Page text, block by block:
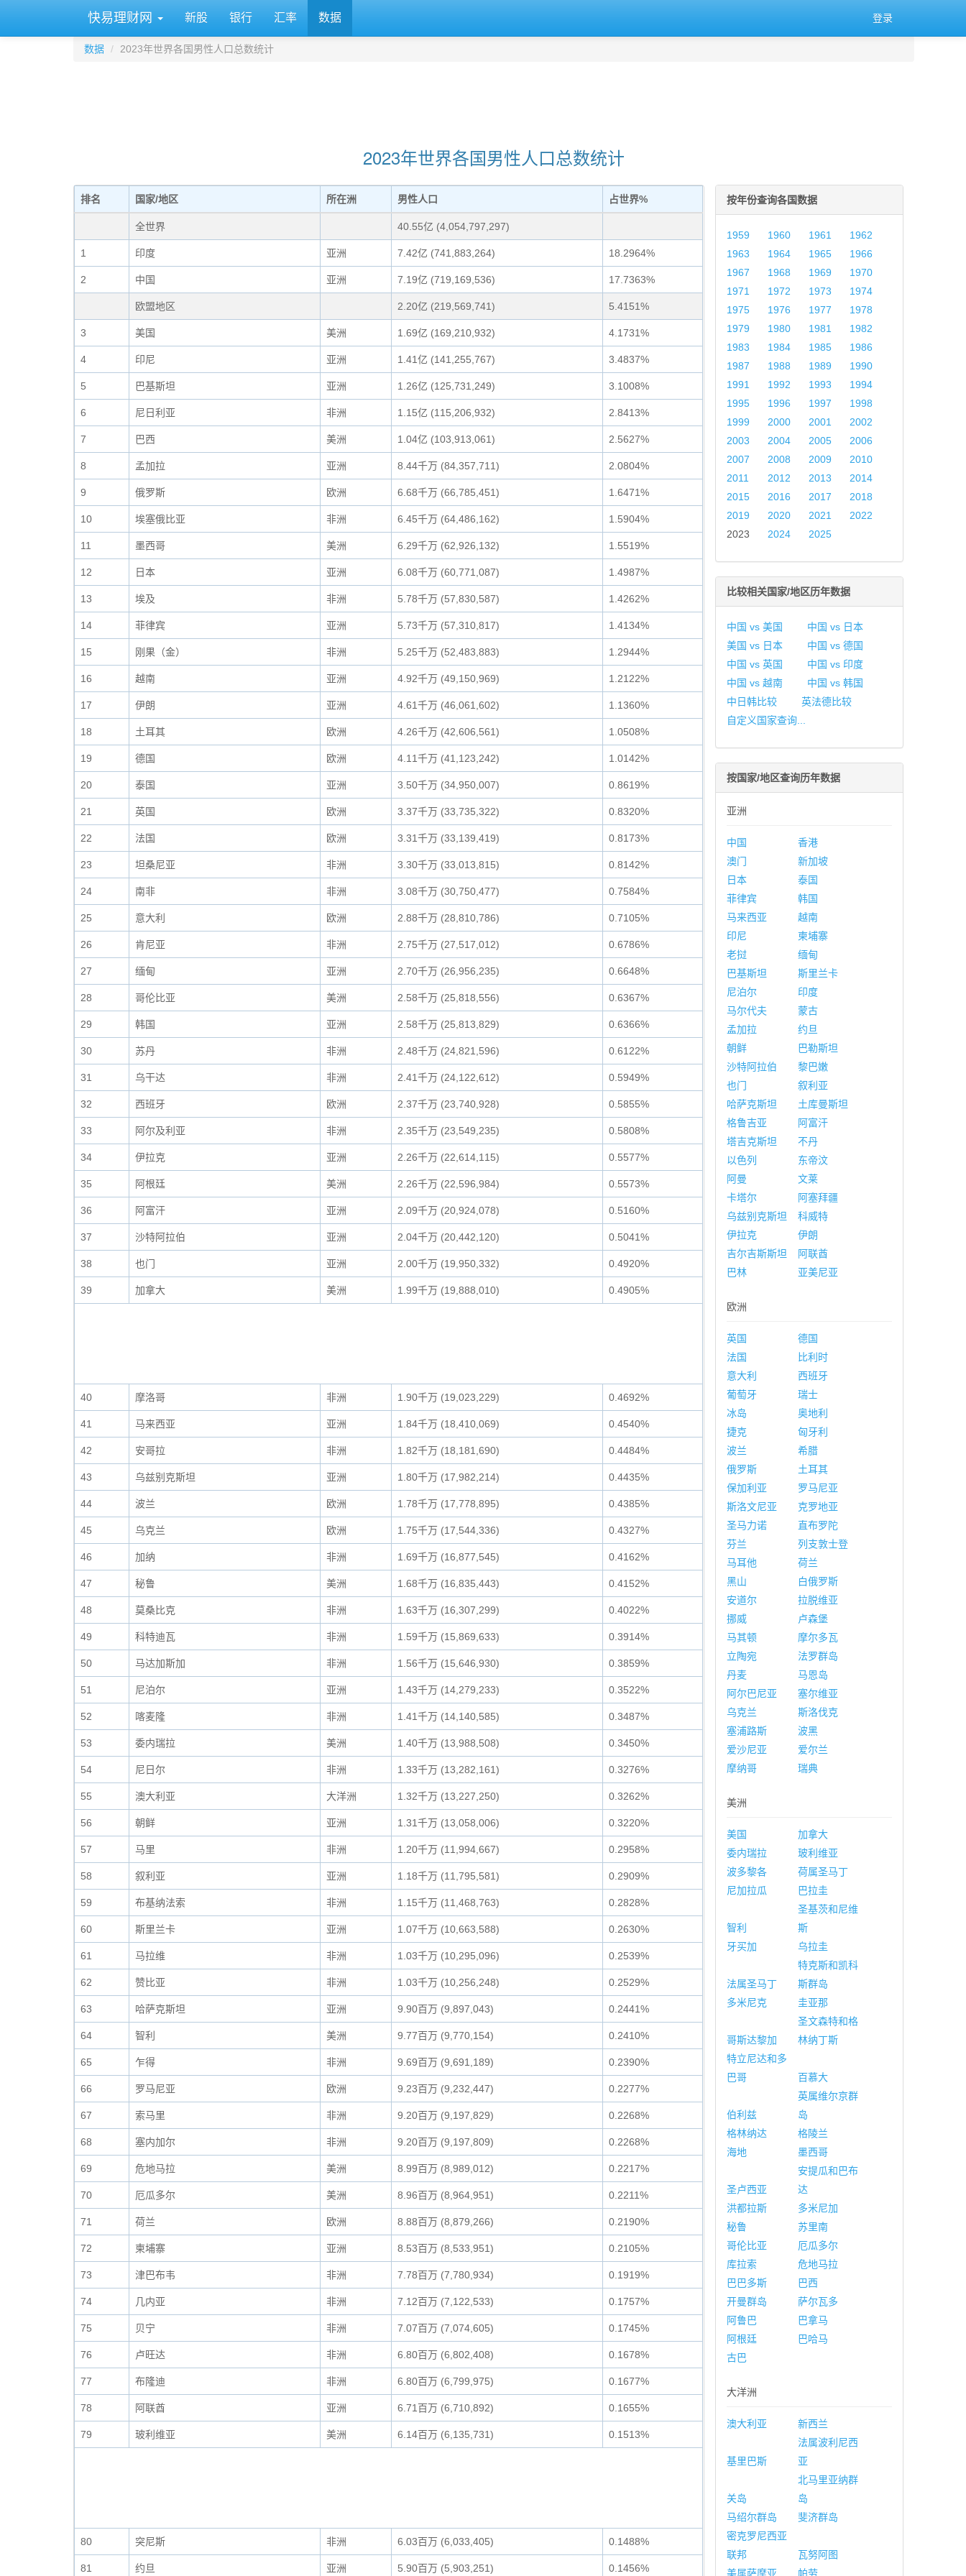
快易理财网 新股 银行 汇率 数据 登录
数据 2023年世界各国男性人口总数统计
2023年世界各国男性人口总数统计
排名 国家/地区 所在洲 男性人口 占世界%
全世界 40.55亿 (4,054,797,297)
1 印度 亚洲 7.42亿 (741,883,264) 18.2964%
2 中国 亚洲 7.19亿 (719,169,536) 17.7363%
欧盟地区 2.20亿 (219,569,741) 5.4151%
3 美国 美洲 1.69亿 (169,210,932) 4.1731%
4 印尼 亚洲 1.41亿 (141,255,767) 3.4837%
5 巴基斯坦 亚洲 1.26亿 (125,731,249) 3.1008%
6 尼日利亚 非洲 1.15亿 (115,206,932) 2.8413%
7 巴西 美洲 1.04亿 (103,913,061) 2.5627%
8 孟加拉 亚洲 8.44千万 (84,357,711) 2.0804%
9 俄罗斯 欧洲 6.68千万 (66,785,451) 1.6471%
10 埃塞俄比亚 非洲 6.45千万 (64,486,162) 1.5904%
11 墨西哥 美洲 6.29千万 (62,926,132) 1.5519%
12 日本 亚洲 6.08千万 (60,771,087) 1.4987%
13 埃及 非洲 5.78千万 (57,830,587) 1.4262%
14 菲律宾 亚洲 5.73千万 (57,310,817) 1.4134%
15 刚果（金） 非洲 5.25千万 (52,483,883) 1.2944%
16 越南 亚洲 4.92千万 (49,150,969) 1.2122%
17 伊朗 亚洲 4.61千万 (46,061,602) 1.1360%
18 土耳其 欧洲 4.26千万 (42,606,561) 1.0508%
19 德国 欧洲 4.11千万 (41,123,242) 1.0142%
20 泰国 亚洲 3.50千万 (34,950,007) 0.8619%
21 英国 欧洲 3.37千万 (33,735,322) 0.8320%
22 法国 欧洲 3.31千万 (33,139,419) 0.8173%
23 坦桑尼亚 非洲 3.30千万 (33,013,815) 0.8142%
24 南非 非洲 3.08千万 (30,750,477) 0.7584%
25 意大利 欧洲 2.88千万 (28,810,786) 0.7105%
26 肯尼亚 非洲 2.75千万 (27,517,012) 0.6786%
27 缅甸 亚洲 2.70千万 (26,956,235) 0.6648%
28 哥伦比亚 美洲 2.58千万 (25,818,556) 0.6367%
29 韩国 亚洲 2.58千万 (25,813,829) 0.6366%
30 苏丹 非洲 2.48千万 (24,821,596) 0.6122%
31 乌干达 非洲 2.41千万 (24,122,612) 0.5949%
32 西班牙 欧洲 2.37千万 (23,740,928) 0.5855%
33 阿尔及利亚 非洲 2.35千万 (23,549,235) 0.5808%
34 伊拉克 亚洲 2.26千万 (22,614,115) 0.5577%
35 阿根廷 美洲 2.26千万 (22,596,984) 0.5573%
36 阿富汗 亚洲 2.09千万 (20,924,078) 0.5160%
37 沙特阿拉伯 亚洲 2.04千万 (20,442,120) 0.5041%
38 也门 亚洲 2.00千万 (19,950,332) 0.4920%
39 加拿大 美洲 1.99千万 (19,888,010) 0.4905%
40 摩洛哥 非洲 1.90千万 (19,023,229) 0.4692%
41 马来西亚 亚洲 1.84千万 (18,410,069) 0.4540%
42 安哥拉 非洲 1.82千万 (18,181,690) 0.4484%
43 乌兹别克斯坦 亚洲 1.80千万 (17,982,214) 0.4435%
44 波兰 欧洲 1.78千万 (17,778,895) 0.4385%
45 乌克兰 欧洲 1.75千万 (17,544,336) 0.4327%
46 加纳 非洲 1.69千万 (16,877,545) 0.4162%
47 秘鲁 美洲 1.68千万 (16,835,443) 0.4152%
48 莫桑比克 非洲 1.63千万 (16,307,299) 0.4022%
49 科特迪瓦 非洲 1.59千万 (15,869,633) 0.3914%
50 马达加斯加 非洲 1.56千万 (15,646,930) 0.3859%
51 尼泊尔 亚洲 1.43千万 (14,279,233) 0.3522%
52 喀麦隆 非洲 1.41千万 (14,140,585) 0.3487%
53 委内瑞拉 美洲 1.40千万 (13,988,508) 0.3450%
54 尼日尔 非洲 1.33千万 (13,282,161) 0.3276%
55 澳大利亚 大洋洲 1.32千万 (13,227,250) 0.3262%
56 朝鲜 亚洲 1.31千万 (13,058,006) 0.3220%
57 马里 非洲 1.20千万 (11,994,667) 0.2958%
58 叙利亚 亚洲 1.18千万 (11,795,581) 0.2909%
59 布基纳法索 非洲 1.15千万 (11,468,763) 0.2828%
60 斯里兰卡 亚洲 1.07千万 (10,663,588) 0.2630%
61 马拉维 非洲 1.03千万 (10,295,096) 0.2539%
62 赞比亚 非洲 1.03千万 (10,256,248) 0.2529%
63 哈萨克斯坦 亚洲 9.90百万 (9,897,043) 0.2441%
64 智利 美洲 9.77百万 (9,770,154) 0.2410%
65 乍得 非洲 9.69百万 (9,691,189) 0.2390%
66 罗马尼亚 欧洲 9.23百万 (9,232,447) 0.2277%
67 索马里 非洲 9.20百万 (9,197,829) 0.2268%
68 塞内加尔 非洲 9.20百万 (9,197,809) 0.2268%
69 危地马拉 美洲 8.99百万 (8,989,012) 0.2217%
70 厄瓜多尔 美洲 8.96百万 (8,964,951) 0.2211%
71 荷兰 欧洲 8.88百万 (8,879,266) 0.2190%
72 柬埔寨 亚洲 8.53百万 (8,533,951) 0.2105%
73 津巴布韦 非洲 7.78百万 (7,780,934) 0.1919%
74 几内亚 非洲 7.12百万 (7,122,533) 0.1757%
75 贝宁 非洲 7.07百万 (7,074,605) 0.1745%
76 卢旺达 非洲 6.80百万 (6,802,408) 0.1678%
77 布隆迪 非洲 6.80百万 (6,799,975) 0.1677%
78 阿联酋 亚洲 6.71百万 (6,710,892) 0.1655%
79 玻利维亚 美洲 6.14百万 (6,135,731) 0.1513%
80 突尼斯 非洲 6.03百万 (6,033,405) 0.1488%
81 约旦 亚洲 5.90百万 (5,903,251) 0.1456%
按年份查询各国数据
1959 1960 1961
1962
1963
1964 1965
1966
1967
1968 1969
1970
1971
1972 1973
1974
1975
1976 1977
1978
1979
1980 1981
1982
1983
1984 1985
1986
1987
1988 1989
1990
1991
1992 1993
1994
1995
1996 1997
1998
1999
2000 2001
2002
2003
2004 2005
2006
2007
2008 2009
2010
2011
2012 2013
2014
2015
2016 2017
2018
2019
2020 2021
2022
2023
2024 2025
比较相关国家/地区历年数据
中国 vs 美国
中国 vs 日本
美国 vs 日本
中国 vs 德国
中国 vs 英国
中国 vs 印度
中国 vs 越南
中国 vs 韩国
中日韩比较
英法德比较
自定义国家查询...
按国家/地区查询历年数据
亚洲
中国
香港
澳门
新加坡
日本
泰国
菲律宾
韩国
马来西亚
越南
印尼
柬埔寨
老挝
缅甸
巴基斯坦
斯里兰卡
尼泊尔
印度
马尔代夫
蒙古
孟加拉
约旦
朝鲜
巴勒斯坦
沙特阿拉伯
黎巴嫩
也门
叙利亚
哈萨克斯坦
土库曼斯坦
格鲁吉亚
阿富汗
塔吉克斯坦
不丹
以色列
东帝汶
阿曼
文莱
卡塔尔
阿塞拜疆
乌兹别克斯坦
科威特
伊拉克
伊朗
吉尔吉斯斯坦
阿联酋
巴林
亚美尼亚
欧洲
英国
德国
法国
比利时
意大利
西班牙
葡萄牙
瑞士
冰岛
奥地利
捷克
匈牙利
波兰
希腊
俄罗斯
土耳其
保加利亚
罗马尼亚
斯洛文尼亚
克罗地亚
圣马力诺
直布罗陀
芬兰
列支敦士登
马耳他
荷兰
黑山
白俄罗斯
安道尔
拉脱维亚
挪威
卢森堡
马其顿
摩尔多瓦
立陶宛
法罗群岛
丹麦
马恩岛
阿尔巴尼亚
塞尔维亚
乌克兰
斯洛伐克
塞浦路斯
波黑
爱沙尼亚
爱尔兰
摩纳哥
瑞典
美洲
美国
加拿大
委内瑞拉
玻利维亚
波多黎各
荷属圣马丁
尼加拉瓜
巴拉圭
智利
圣基茨和尼维
斯
牙买加
乌拉圭
法属圣马丁
特克斯和凯科
斯群岛
多米尼克
圭亚那
哥斯达黎加
圣文森特和格
林纳丁斯
特立尼达和多
巴哥
百慕大
伯利兹
英属维尔京群
岛
格林纳达
格陵兰
海地
墨西哥
圣卢西亚
安提瓜和巴布
达
洪都拉斯
多米尼加
秘鲁
苏里南
哥伦比亚
厄瓜多尔
库拉索
危地马拉
巴巴多斯
巴西
开曼群岛
萨尔瓦多
阿鲁巴
巴拿马
阿根廷
巴哈马
古巴
大洋洲
澳大利亚 新西兰
基里巴斯
法属波利尼西
亚
关岛
北马里亚纳群
岛
马绍尔群岛
斐济群岛
密克罗尼西亚
联邦
瓦努阿图
美属萨摩亚
帕劳